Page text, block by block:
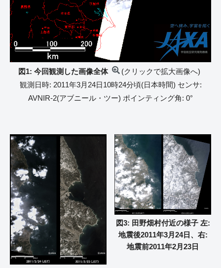
図1: 今回観測した画像全体
(クリックで拡大画像へ)
観測日時: 2011年3月24日10時24分頃(日本時間) センサ:
AVNIR-2(アブニール・ツー) ポインティング角: 0°
図3: 田野畑村付近の様子 左:
地震後2011年3月24日、右:
地震前2011年2月23日